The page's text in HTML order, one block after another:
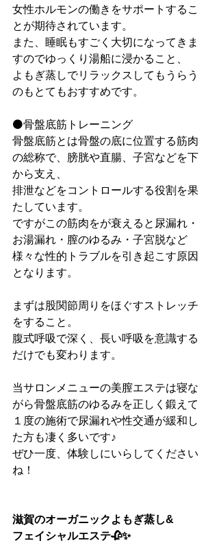
女性ホルモンの働きをサポートするこ
とが期待されています。
また、睡眠もすごく大切になってきま
すのでゆっくり湯船に浸かること、
よもぎ蒸しでリラックスしてもうらう
のもとてもおすすめです。
⚫骨盤底筋トレーニング
骨盤底筋とは骨盤の底に位置する筋肉
の総称で、膀胱や直腸、子宮などを下
から支え、
排泄などをコントロールする役割を果
たしています。
ですがこの筋肉をが衰えると尿漏れ・
お湯漏れ・膣のゆるみ・子宮脱など
様々な性的トラブルを引き起こす原因
となります。
まずは股関節周りをほぐすストレッチ
をすること。
腹式呼吸で深く、長い呼吸を意識する
だけでも変わります。
当サロンメニューの美膣エステは寝な
がら骨盤底筋のゆるみを正しく鍛えて
１度の施術で尿漏れや性交通が緩和し
た方も凄く多いです♪
ぜひ一度、体験しにいらしてください
ね！
滋賀のオーガニックよもぎ蒸し&
フェイシャルエステ🥀✨